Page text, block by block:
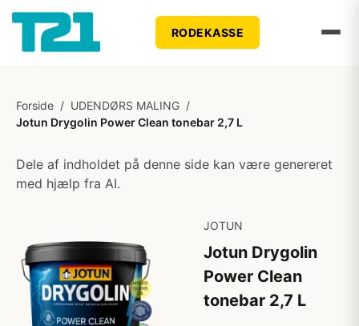
RODEKASSE
Forside / UDENDØRS MALING /
Jotun Drygolin Power Clean tonebar 2,7 L
Dele af indholdet på denne side kan være genereret
med hjælp fra AI.
JOTUN
Jotun Drygolin
Power Clean
tonebar 2,7 L